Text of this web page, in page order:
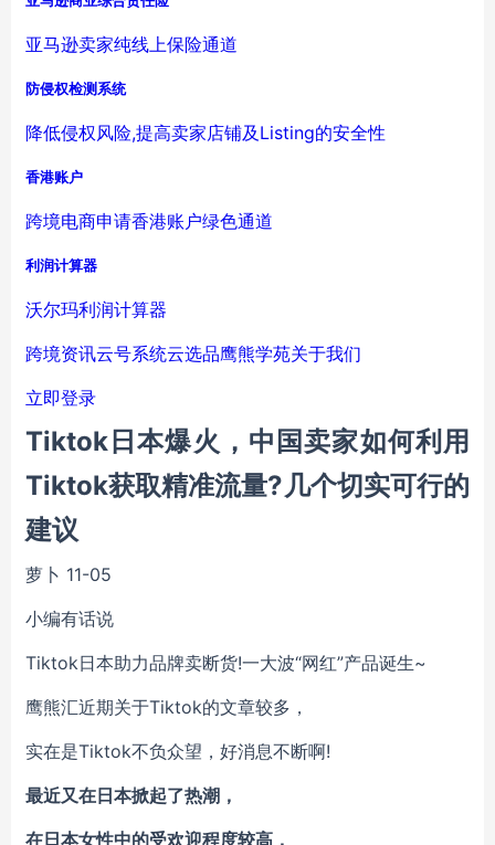
亚马逊卖家纯线上保险通道
防侵权检测系统
降低侵权风险,提高卖家店铺及Listing的安全性
香港账户
跨境电商申请香港账户绿色通道
利润计算器
沃尔玛利润计算器
跨境资讯云号系统云选品鹰熊学苑关于我们
立即登录
Tiktok日本爆火，中国卖家如何利用
Tiktok获取精准流量?几个切实可行的
建议
萝卜 11-05
小编有话说
Tiktok日本助力品牌卖断货!一大波“网红”产品诞生~
鹰熊汇近期关于Tiktok的文章较多，
实在是Tiktok不负众望，好消息不断啊!
最近又在日本掀起了热潮，
在日本女性中的受欢迎程度较高，